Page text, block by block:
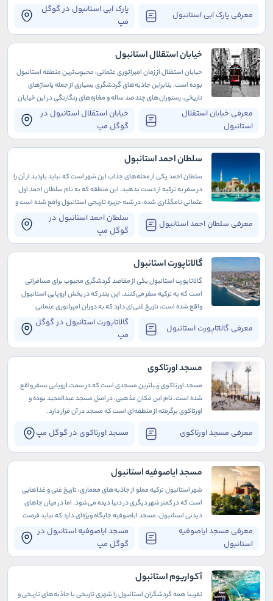
معرفی پارک ابی استانبول
پارک ابی استانبول در گوگل
مپ
آبی متعددی دارند که دوران اقامت شما را به مراتب لذت‌بخش‌تر
می‌سازند.
خیابان استقلال استانبول
معرفی خیابان استقلال
استانبول
خیابان استقلال استانبول در
گوگل مپ
خیابان استقلال از زمان امپراتوری عثمانی، محبوب‌ترین منطقه استانبول
بوده است. بنابراین جاذبه‌های گردشگری بسیاری از جمله پاساژهای
تاریخی، رستوران‌های چند صد ساله و مغازه‌های رنگارنگی در این خیابان
وجود دارد.
سلطان احمد استانبول
معرفی سلطان احمد استانبول
سلطان احمد استانبول در
گوگل مپ
سلطان احمد یکی از محله‌های جذاب این شهر است که نباید بازدید از آن را
در سفر به ترکیه از دست بدهید. این منطقه که به نام سلطان احمد اول
عثمانی نامگذاری شده، در شبه جزیره تاریخی استانبول واقع شده است و
تاریخ غنی و پرباری دارد که به دوران باستان برمی‌گردد
گالاتاپورت استانبول
معرفی گالاتاپورت استانبول
گالاتاپورت استانبول در گوگل
مپ
گالاتاپورت استانبول یکی از مقاصد گردشگری محبوب برای مسافرانی
است که به ترکیه سفر می‌کنند. این بندر که در بخش اروپایی استانبول
واقع شده است، تاریخ غنی‌ای دارد که به دوران امپراتوری عثمانی
مسجد اورتاکوی
معرفی مسجد اورتاکوی مسجد اورتاکوی در گوگل مپ
مسجد اورتاکوی زیباترین مسجدی است که در سمت اروپایی بسفر واقع
شده است. نام این مکان مذهبی، در اصل مسجد عبدالمجید بوده و
اورتاکوی برگرفته از منطقه‌ای است که مسجد در آن قرار دارد.
مسجد ایاصوفیه استانبول
معرفی مسجد ایاصوفیه
استانبول
مسجد ایاصوفیه استانبول در
گوگل مپ
شهر استانبول ترکیه مملو از جاذبه‌های معماری، تاریخ غنی و غذاهایی
است که در کمتر شهر دیگری در دنیا دیده می‌شود. اما در میان جاهای
دیدنی استانبول، مسجد ایاصوفیه جایگاه ویژه‌ای دارد که نباید فرصت
بازدید از آن را در سفر به این گوشه از دنیا از دست بدهید.
آکواریوم استانبول
تقریبا همه گردشگران استانبول را شهری تاریخی با جاذبه‌های تاریخی و